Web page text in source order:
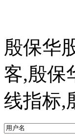
殷保华
客,殷保
线指标,